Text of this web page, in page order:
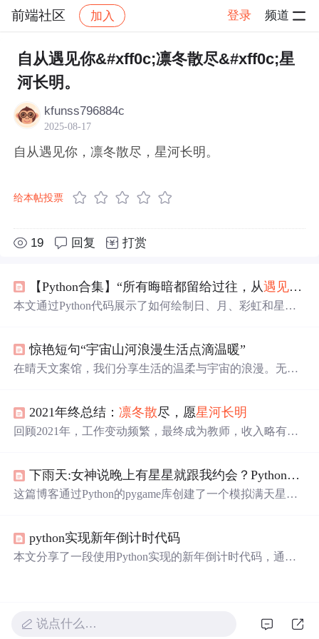
前端社区 加入 登录 频道
社区 前端社区 感慨 帖子详情
自从遇见你&#xff0c;凛冬散尽&#xff0c;星
河长明。
kfunss796884c
2025-08-17
自从遇见你，凛冬散尽，星河长明。
给本帖投票
19 回复 打赏
【Python合集】“所有晦暗都留给过往，从遇见你开
本文通过Python代码展示了如何绘制日、月、彩虹和星光
的诗意句子，增添艺术气息。
惊艳短句“宇宙山河浪漫生活点滴温暖”
在晴天文案馆，我们分享生活的温柔与宇宙的浪漫。无论
予的礼物。
2021年终总结：凛冬散尽，愿星河长明
回顾2021年，工作变动频繁，最终成为教师，收入略有增
问量有所提升。2022年的计划聚焦家庭、工作和个人成
长，期望在新的一年里实现更多目标。
下雨天:女神说晚上有星星就跟我约会？Python带你绘制满天
这篇博客通过Python的pygame库创建了一个模拟满天星闪
动态移动，为编程爱好者提供了一次浪漫与技术的完美结
合。
python实现新年倒计时代码
本文分享了一段使用Python实现的新年倒计时代码，通过
说点什么…